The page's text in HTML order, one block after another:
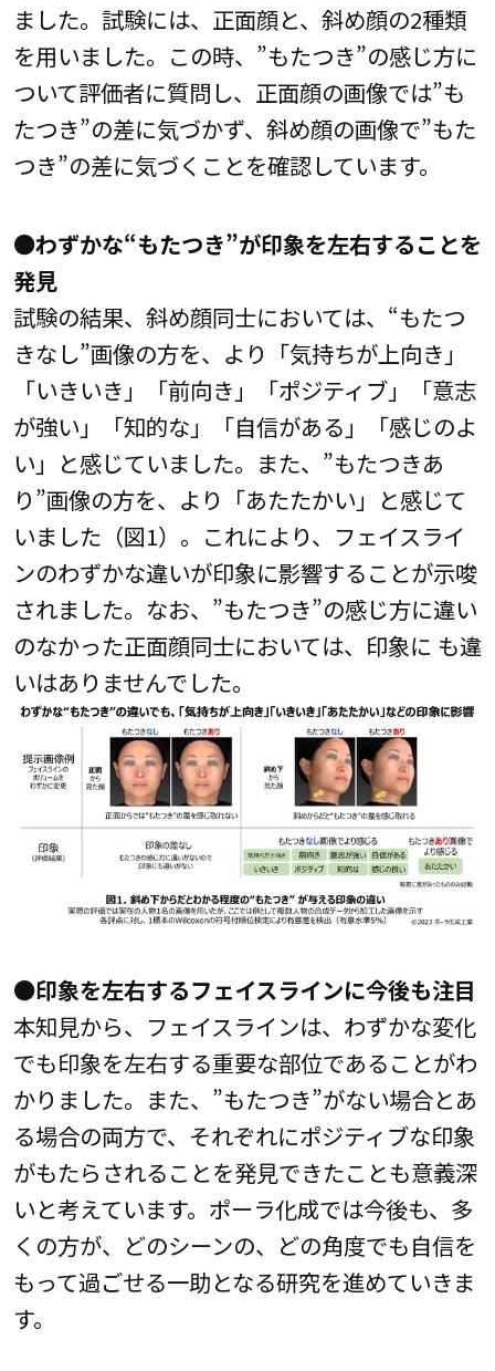
ました。試験には、正面顔と、斜め顔の2種類
を用いました。この時、”もたつき”の感じ方に
ついて評価者に質問し、正面顔の画像では”も
たつき”の差に気づかず、斜め顔の画像で”もた
つき”の差に気づくことを確認しています。
●わずかな“もたつき”が印象を左右することを
発見
試験の結果、斜め顔同士においては、“もたつ
きなし”画像の方を、より「気持ちが上向き」
「いきいき」「前向き」「ポジティブ」「意志
が強い」「知的な」「自信がある」「感じのよ
い」と感じていました。また、”もたつきあ
り”画像の方を、より「あたたかい」と感じて
いました（図1）。これにより、フェイスライ
ンのわずかな違いが印象に影響することが示唆
されました。なお、”もたつき”の感じ方に違い
のなかった正面顔同士においては、印象に も違
いはありませんでした。
●印象を左右するフェイスラインに今後も注目
本知見から、フェイスラインは、わずかな変化
でも印象を左右する重要な部位であることがわ
かりました。また、”もたつき”がない場合とあ
る場合の両方で、それぞれにポジティブな印象
がもたらされることを発見できたことも意義深
いと考えています。ポーラ化成では今後も、多
くの方が、どのシーンの、どの角度でも自信を
もって過ごせる一助となる研究を進めていきま
す。